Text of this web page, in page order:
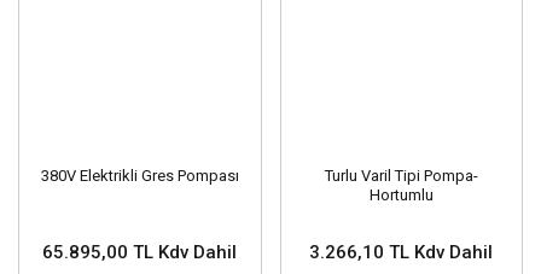
380V Elektrikli Gres Pompası
65.895,00 TL Kdv Dahil
Turlu Varil Tipi Pompa-
Hortumlu
3.266,10 TL Kdv Dahil